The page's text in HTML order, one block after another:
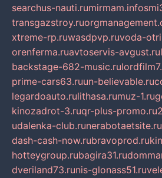
searchus-nauti.rumirmam.info
transgazstroy.ru
xtreme-rp.ruwasdpvp.ruvoda-
orenferma.ruavtoservis-avgust.ru
backstage-682-music.ru
prime-cars63.ruun-believable.ru
legardoauto.rulithasa.rumuz-1.ru
kinozadrot-3.ruqr-plus-promo.ru
udalenka-club.runerabotaetsite.ru
dash-cash-now.rubravoprod.ru
hotteygroup.rubagira31.ru
dveriland73.runis-glonass51.ru